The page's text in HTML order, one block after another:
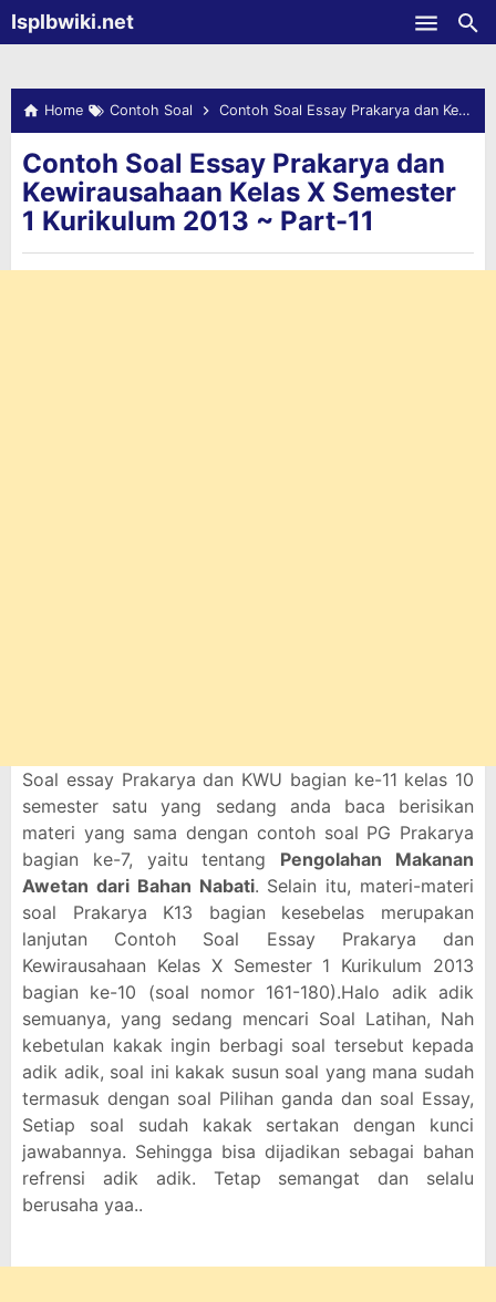
-->Isplbwiki.net
Home Contoh Soal Contoh Soal Essay Prakarya dan Kewirausahaan Kelas X Semester 1 Kurikulum 2013 ~ Part-11
Contoh Soal Essay Prakarya dan
Kewirausahaan Kelas X Semester
1 Kurikulum 2013 ~ Part-11
Soal essay Prakarya dan KWU bagian ke-11 kelas 10
semester satu yang sedang anda baca berisikan
materi yang sama dengan contoh soal PG Prakarya
bagian ke-7, yaitu tentang Pengolahan Makanan
Awetan dari Bahan Nabati. Selain itu, materi-materi
soal Prakarya K13 bagian kesebelas merupakan
lanjutan Contoh Soal Essay Prakarya dan
Kewirausahaan Kelas X Semester 1 Kurikulum 2013
bagian ke-10 (soal nomor 161-180).Halo adik adik
semuanya, yang sedang mencari Soal Latihan, Nah
kebetulan kakak ingin berbagi soal tersebut kepada
adik adik, soal ini kakak susun soal yang mana sudah
termasuk dengan soal Pilihan ganda dan soal Essay,
Setiap soal sudah kakak sertakan dengan kunci
jawabannya. Sehingga bisa dijadikan sebagai bahan
refrensi adik adik. Tetap semangat dan selalu
berusaha yaa..